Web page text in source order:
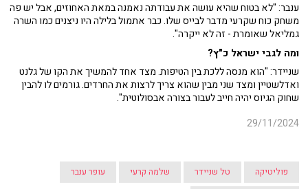
ענבר: "לא בטוח שהיא עושה את עבודתה נאמנה במאת האחוזים, אבל יש פה
משחק כוח שקרעי מדבר לבייס שלו. כבר אתמול בלילה היו ניצנים כמו השרה
גמליאל שאומרת - זה לא ייקרה".
ומה לגבי ישראל כ"ץ?
שניידר: "הוא מנסה ללכת בין הטיפות. מצד אחד להמשיך את הקו של גלנט
ואדלשטיין ומצד שני מבין שהוא צריך לרצות את החרדים. גורמים לו להבין
שחוק הגיוס יהיה חייב לעבור בצורה אבסולוטית".
29/11/2024
פוליטיקה טל שניידר שלמה קרעי
עופר ענבר